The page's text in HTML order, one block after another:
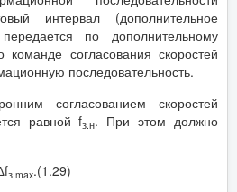
интервал (дополнительное
по дополнительному
согласования скоростей
последовательность.
согласованием скоростей
равной fз.н. При этом должно
з max.(1.29)